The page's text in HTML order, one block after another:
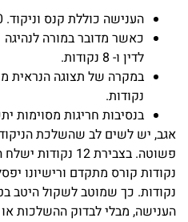
הענישה כוללת קנס וניקוד. 1,000 ₪ ו8 נקודות רישוי.
כאשר מדובר במורה
לדין ו- 8 נקודות.
נקודות.
בנסיבות חריגות מסוימות
אגב, יש לשים לב שהשלכת
נקודות. כך שמוטב לשקול היטב
הענישה, מבלי לבדוק ההשלכות